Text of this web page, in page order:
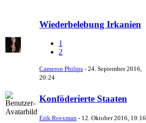
Wiederbelebung Irkanien
1
2
Cameron Philips - 24. September 2016,
20:24
Konföderierte Staaten
Erik Reexman - 12. Oktober 2016, 19:16